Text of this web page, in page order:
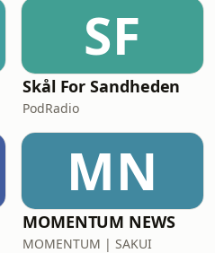
SF
Skål For Sandheden
PodRadio
MN
MOMENTUM NEWS
MOMENTUM | SAKUI